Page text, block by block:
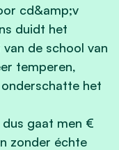
cd&amp;v
duidt het
de school van
temperen,
het
gaat men €
zonder échte